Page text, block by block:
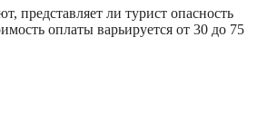
представляет ли турист опасность
оплаты варьируется от 30 до 75